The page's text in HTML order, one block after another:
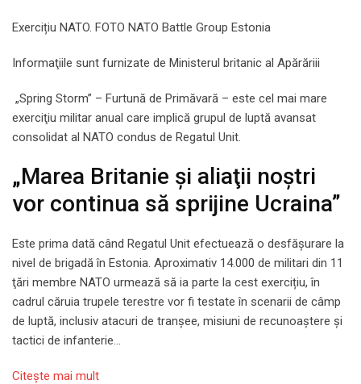
Exercițiu NATO. FOTO NATO Battle Group Estonia
Informaţiile sunt furnizate de Ministerul britanic al Apărăriii
„Spring Storm” – Furtună de Primăvară – este cel mai mare
exerciţiu militar anual care implică grupul de luptă avansat
consolidat al NATO condus de Regatul Unit.
„Marea Britanie şi aliaţii noştri
vor continua să sprijine Ucraina”
Este prima dată când Regatul Unit efectuează o desfăşurare la
nivel de brigadă în Estonia. Aproximativ 14.000 de militari din 11
ţări membre NATO urmează să ia parte la cest exercițiu, în
cadrul căruia trupele terestre vor fi testate în scenarii de câmp
de luptă, inclusiv atacuri de tranşee, misiuni de recunoaştere şi
tactici de infanterie…
Citeşte mai mult